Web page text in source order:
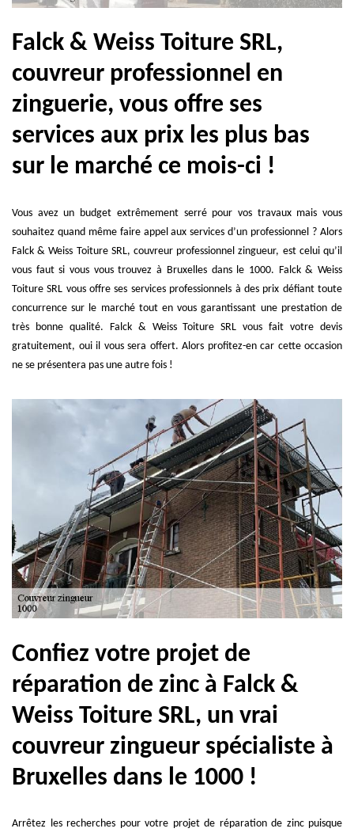
Falck & Weiss Toiture SRL,
couvreur professionnel en
zinguerie, vous offre ses
services aux prix les plus bas
sur le marché ce mois-ci !
Vous avez un budget extrêmement serré pour vos travaux mais vous
souhaitez quand même faire appel aux services d’un professionnel ? Alors
Falck & Weiss Toiture SRL, couvreur professionnel zingueur, est celui qu’il
vous faut si vous vous trouvez à Bruxelles dans le 1000. Falck & Weiss
Toiture SRL vous offre ses services professionnels à des prix défiant toute
concurrence sur le marché tout en vous garantissant une prestation de
très bonne qualité. Falck & Weiss Toiture SRL vous fait votre devis
gratuitement, oui il vous sera offert. Alors profitez-en car cette occasion
ne se présentera pas une autre fois !
Confiez votre projet de
réparation de zinc à Falck &
Weiss Toiture SRL, un vrai
couvreur zingueur spécialiste à
Bruxelles dans le 1000 !
Arrêtez les recherches pour votre projet de réparation de zinc puisque